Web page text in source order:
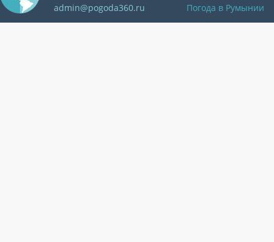
admin@pogoda360.ru
Погода в Румынии